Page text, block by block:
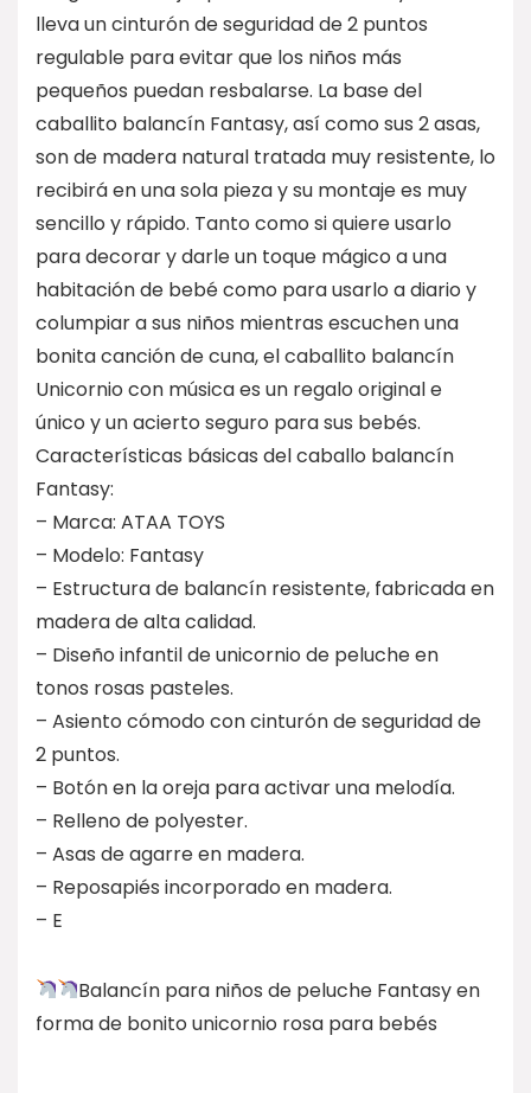
lleva un cinturón de seguridad de 2 puntos
regulable para evitar que los niños más
pequeños puedan resbalarse. La base del
caballito balancín Fantasy, así como sus 2 asas,
son de madera natural tratada muy resistente, lo
recibirá en una sola pieza y su montaje es muy
sencillo y rápido. Tanto como si quiere usarlo
para decorar y darle un toque mágico a una
habitación de bebé como para usarlo a diario y
columpiar a sus niños mientras escuchen una
bonita canción de cuna, el caballito balancín
Unicornio con música es un regalo original e
único y un acierto seguro para sus bebés.
Características básicas del caballo balancín
Fantasy:
– Marca: ATAA TOYS
– Modelo: Fantasy
– Estructura de balancín resistente, fabricada en
madera de alta calidad.
– Diseño infantil de unicornio de peluche en
tonos rosas pasteles.
– Asiento cómodo con cinturón de seguridad de
2 puntos.
– Botón en la oreja para activar una melodía.
– Relleno de polyester.
– Asas de agarre en madera.
– Reposapiés incorporado en madera.
– E
Balancín para niños de peluche Fantasy en
forma de bonito unicornio rosa para bebés